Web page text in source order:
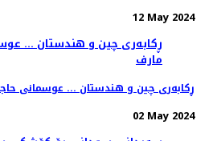
12 May 2024
ڕکابەری چین و هندستان ... عوسمانی
02 May 2024